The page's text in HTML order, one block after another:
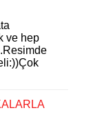
ve hep